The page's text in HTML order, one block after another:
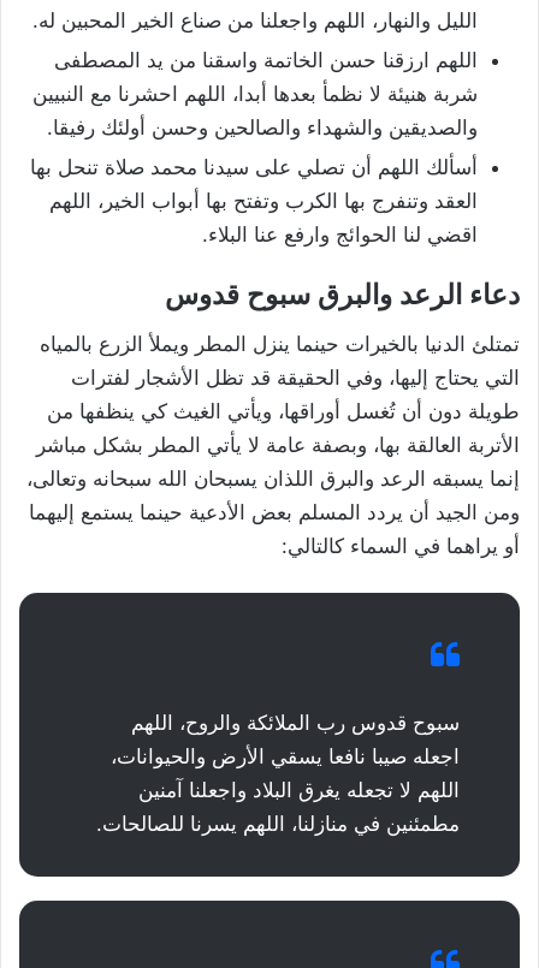
الليل والنهار، اللهم واجعلنا من صناع الخير المحبين له.
اللهم ارزقنا حسن الخاتمة واسقنا من يد المصطفى
شربة هنيئة لا نظمأ بعدها أبدا، اللهم احشرنا مع النبيين
والصديقين والشهداء والصالحين وحسن أولئك رفيقا.
أسألك اللهم أن تصلي على سيدنا محمد صلاة تنحل بها
العقد وتنفرج بها الكرب وتفتح بها أبواب الخير، اللهم
اقضي لنا الحوائج وارفع عنا البلاء.
دعاء الرعد والبرق سبوح قدوس
تمتلئ الدنيا بالخيرات حينما ينزل المطر ويملأ الزرع بالمياه
التي يحتاج إليها، وفي الحقيقة قد تظل الأشجار لفترات
طويلة دون أن تُغسل أوراقها، ويأتي الغيث كي ينظفها من
الأتربة العالقة بها، وبصفة عامة لا يأتي المطر بشكل مباشر
إنما يسبقه الرعد والبرق اللذان يسبحان الله سبحانه وتعالى،
ومن الجيد أن يردد المسلم بعض الأدعية حينما يستمع إليهما
أو يراهما في السماء كالتالي:
سبوح قدوس رب الملائكة والروح، اللهم
اجعله صيبا نافعا يسقي الأرض والحيوانات،
اللهم لا تجعله يغرق البلاد واجعلنا آمنين
مطمئنين في منازلنا، اللهم يسرنا للصالحات.